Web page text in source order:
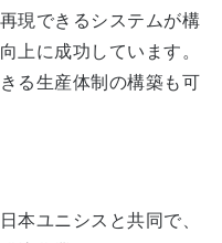
現できるシステムが構
上に成功しています。
る生産体制の構築も可
本ユニシスと共同で、